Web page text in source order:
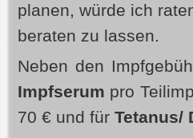
planen, würde ich
beraten zu lassen.
Neben den
Impfserum pro
70 € und für Tetanus/